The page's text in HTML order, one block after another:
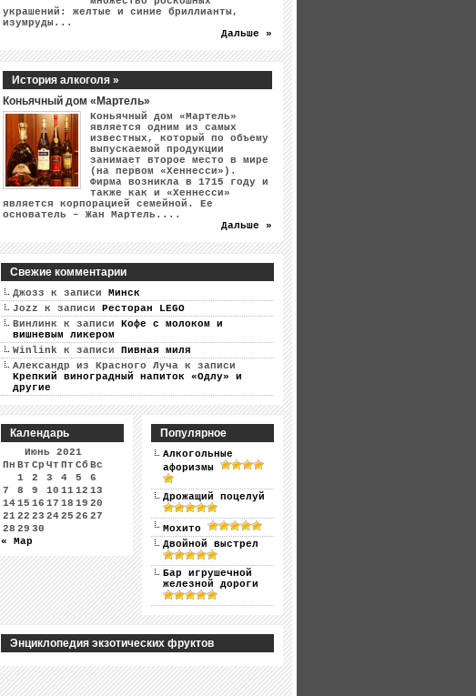
украшений: желтые и синие бриллианты,
изумруды...
Дальше »
История алкоголя »
Коньячный дом «Мартель»
Коньячный дом «Мартель»
является одним из самых
известных, который по объему
выпускаемой продукции
занимает второе место в мире
(на первом «Хеннесси»).
Фирма возникла в 1715 году и
также как и «Хеннесси»
является корпорацией семейной. Ее
основатель – Жан Мартель....
Дальше »
Свежие комментарии
Джозз к записи Минск
Jozz к записи Ресторан LEGO
Винлинк к записи Кофе с молоком и
вишневым ликером
Winlink к записи Пивная миля
Александр из Красного Луча к записи
Крепкий виноградный напиток «Одлу» и
другие
Календарь
Июнь 2021
Пн Вт Ср Чт Пт Сб Вс
1
2 3 4 5
6
7
8 9 10 1112 13
1415 16 17 18 19 20
2122 23 2425 26 27
28 29 30
« Мар
Популярное
Алкогольные
афоризмы
Дрожащий поцелуй
Мохито
Двойной выстрел
Бар игрушечной
железной дороги
Энциклопедия экзотических фруктов